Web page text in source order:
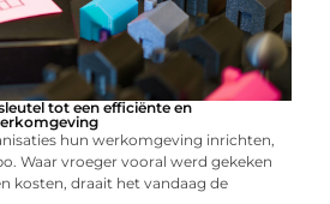
tot een efficiënte en
hun werkomgeving inrichten,
Waar vroeger vooral werd gekeken
kosten, draait het vandaag de